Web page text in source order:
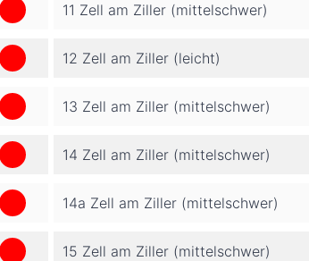
11 Zell am Ziller (mittelschwer)
12 Zell am Ziller (leicht)
13 Zell am Ziller (mittelschwer)
14 Zell am Ziller (mittelschwer)
14a Zell am Ziller (mittelschwer)
15 Zell am Ziller (mittelschwer)